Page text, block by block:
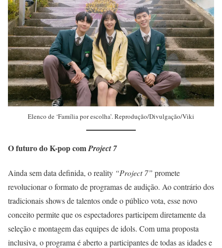
Elenco de ‘Família por escolha’. Reprodução/Divulgação/Viki
O futuro do K-pop comProject 7
Ainda sem data definida, o reality “Project 7” promete
revolucionar o formato de programas de audição. Ao contrário dos
tradicionais shows de talentos onde o público vota, esse novo
conceito permite que os espectadores participem diretamente da
seleção e montagem das equipes de idols. Com uma proposta
inclusiva, o programa é aberto a participantes de todas as idades e